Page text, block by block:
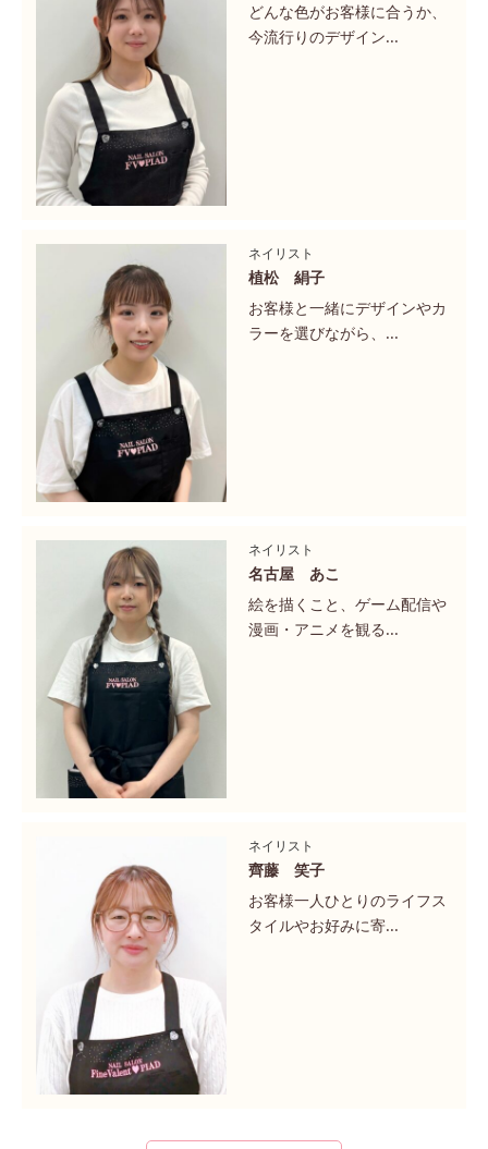
どんな色がお客様に合うか、
今流行りのデザイン...
ネイリスト
植松 絹子
お客様と一緒にデザインやカ
ラーを選びながら、...
ネイリスト
名古屋 あこ
絵を描くこと、ゲーム配信や
漫画・アニメを観る...
ネイリスト
齊藤 笑子
お客様一人ひとりのライフス
タイルやお好みに寄...